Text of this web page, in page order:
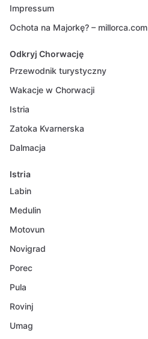
Impressum
Ochota na Majorkę? – millorca.com
Odkryj Chorwację
Przewodnik turystyczny
Wakacje w Chorwacji
Istria
Zatoka Kvarnerska
Dalmacja
Istria
Labin
Medulin
Motovun
Novigrad
Porec
Pula
Rovinj
Umag